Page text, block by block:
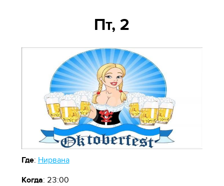
Пт, 2
Где: Нирвана
Когда: 23:00